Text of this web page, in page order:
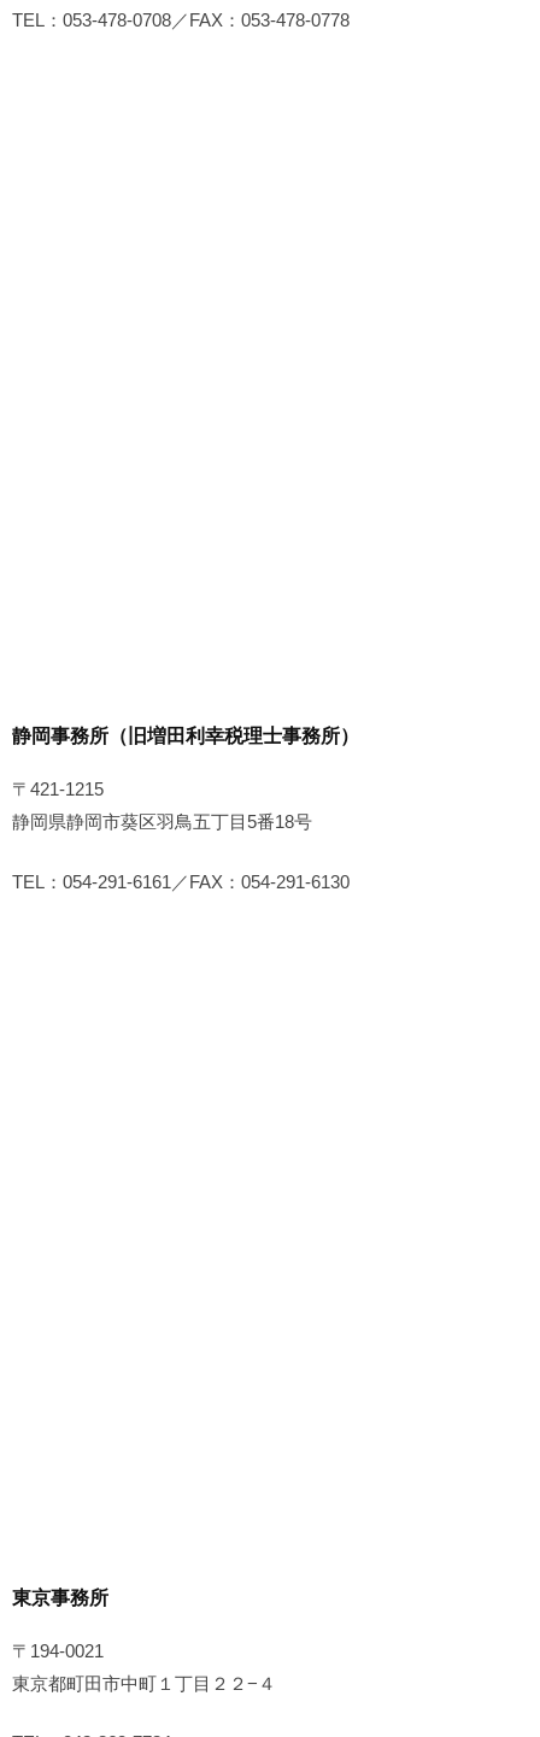
TEL：053-478-0708／FAX：053-478-0778
静岡事務所（旧増田利幸税理士事務所）
〒421-1215
静岡県静岡市葵区羽鳥五丁目5番18号
TEL：054-291-6161／FAX：054-291-6130
東京事務所
〒194-0021
東京都町田市中町１丁目２２−４